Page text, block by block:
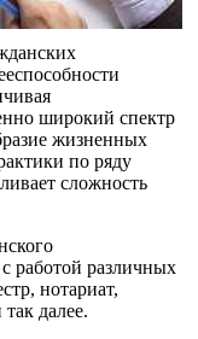
широкий спектр
жизненных
по ряду
сложность
работой различных
нотариат,
далее.